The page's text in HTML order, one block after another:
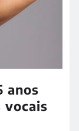
anos
vocais